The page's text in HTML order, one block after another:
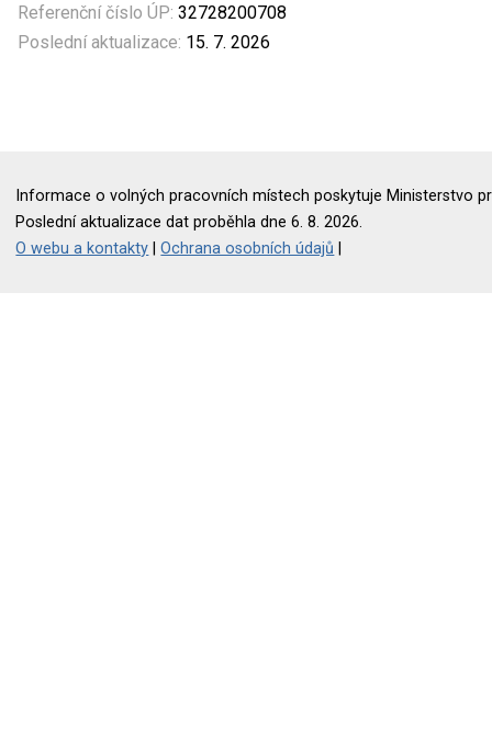
Referenční číslo ÚP: 32728200708
Poslední aktualizace: 15. 7. 2026
Informace o volných pracovních místech poskytuje Ministerstvo
Poslední aktualizace dat proběhla dne 6. 8. 2026.
O webu a kontakty |Ochrana osobních údajů